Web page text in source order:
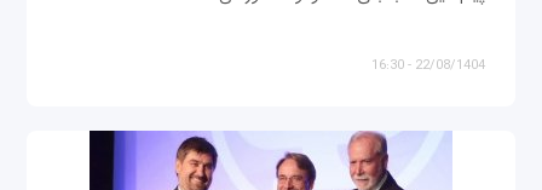
22/08/1404 - 16:30